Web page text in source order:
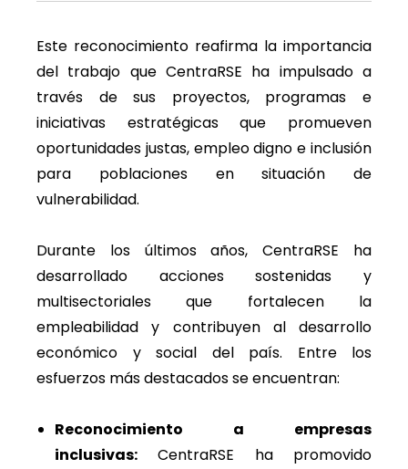
Este reconocimiento reafirma la importancia
del trabajo que CentraRSE ha impulsado a
través de sus proyectos, programas e
iniciativas estratégicas que promueven
oportunidades justas, empleo digno e inclusión
para poblaciones en situación de
vulnerabilidad.
Durante los últimos años, CentraRSE ha
desarrollado acciones sostenidas y
multisectoriales que fortalecen la
empleabilidad y contribuyen al desarrollo
económico y social del país. Entre los
esfuerzos más destacados se encuentran:
Reconocimiento a empresas
inclusivas: CentraRSE ha promovido